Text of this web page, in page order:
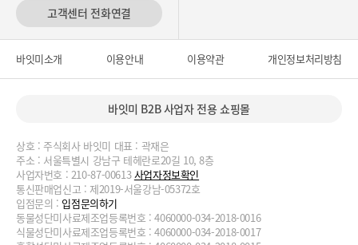
고객센터 전화연결
바잇미소개 이용안내 이용약관 개인정보처리방침
바잇미 B2B 사업자 전용 쇼핑몰
상호 : 주식회사 바잇미 대표 : 곽재은
주소 : 서울특별시 강남구 테헤란로20길 10, 8층
사업자번호 : 210-87-00613사업자정보확인
통신판매업신고 : 제2019-서울강남-05372호
입점문의 : 입점문의하기
동물성단미사료제조업등록번호 : 4060000-034-2018-0016
식물성단미사료제조업등록번호 : 4060000-034-2018-0017